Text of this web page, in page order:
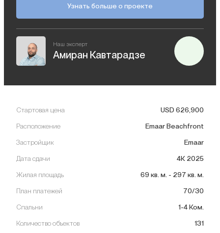
Узнать больше о проекте
Наш эксперт
Амиран Кавтарадзе
Стартовая цена USD 626,900
Расположение Emaar Beachfront
Застройщик Emaar
Дата сдачи 4К 2025
Жилая площадь 69 кв. м. - 297 кв. м.
План платежей 70/30
Спальни 1-4 Ком.
Количество объектов 131